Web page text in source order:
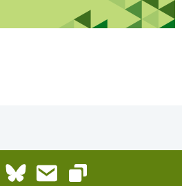
LinkedInBlueskyE-Mail
Link kopieren